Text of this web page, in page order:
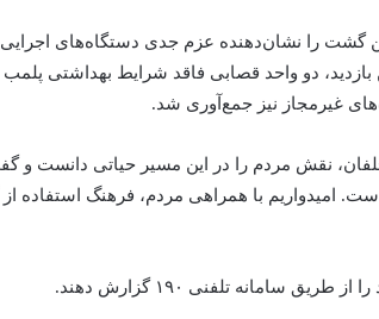
را نشان‌دهنده عزم جدی دستگاه‌های اجرایی
دو واحد قصابی فاقد شرایط بهداشتی
غیرمجاز نیز جمع‌آوری شد.
نقش مردم را در این مسیر حیاتی دانست و
امیدواریم با همراهی مردم، فرهنگ استفاده
سامانه تلفنی ۱۹۰ گزارش دهند.